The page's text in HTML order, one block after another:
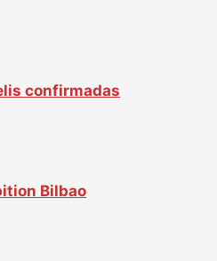
confirmadas
Bilbao